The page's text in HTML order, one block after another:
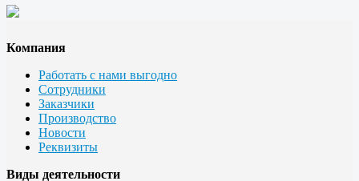
Компания
Работать с нами выгодно
Сотрудники
Заказчики
Производство
Новости
Реквизиты
Виды деятельности